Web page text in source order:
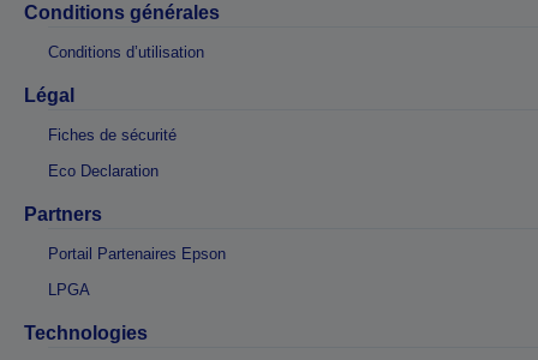
Conditions générales
Conditions d’utilisation
Légal
Fiches de sécurité
Eco Declaration
Partners
Portail Partenaires Epson
LPGA
Technologies